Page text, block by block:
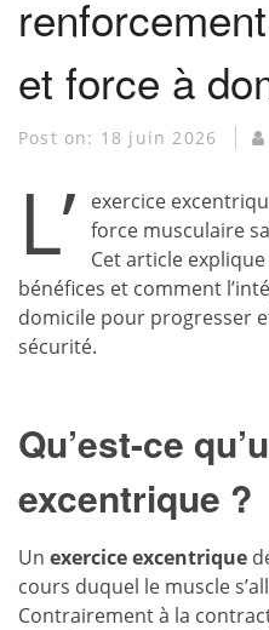
et force à
Post on: 18 juin 2026
L’
exercice
force musculaire
Cet article
bénéfices et comment
domicile pour progresser
sécurité.
Qu’est-ce
excentrique ?
Un exercice excentrique
cours duquel le muscle
Contrairement à la